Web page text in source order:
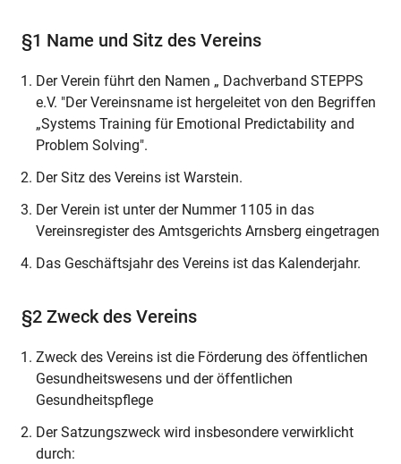
§1 Name und Sitz des Vereins
Der Verein führt den Namen „ Dachverband STEPPS
e.V. "Der Vereinsname ist hergeleitet von den Begriffen
„Systems Training für Emotional Predictability and
Problem Solving".
Der Sitz des Vereins ist Warstein.
Der Verein ist unter der Nummer 1105 in das
Vereinsregister des Amtsgerichts Arnsberg eingetragen
Das Geschäftsjahr des Vereins ist das Kalenderjahr.
§2 Zweck des Vereins
Zweck des Vereins ist die Förderung des öffentlichen
Gesundheitswesens und der öffentlichen
Gesundheitspflege
Der Satzungszweck wird insbesondere verwirklicht
durch: